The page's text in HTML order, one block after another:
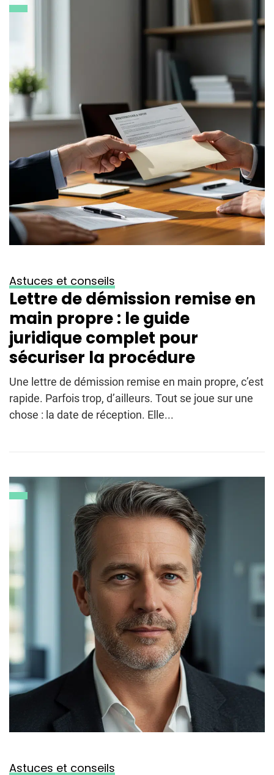
Astuces et conseils
Lettre de démission remise en
main propre : le guide
juridique complet pour
sécuriser la procédure
Une lettre de démission remise en main propre, c’est
rapide. Parfois trop, d’ailleurs. Tout se joue sur une
chose : la date de réception. Elle...
Astuces et conseils